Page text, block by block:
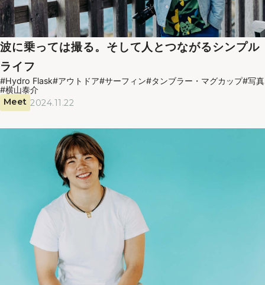
波に乗っては撮る。そして人とつながるシンプル
ライフ
#Hydro Flask#アウトドア#サーフィン#タンブラー・マグカップ#写真
#横山泰介
Meet 2024.11.22